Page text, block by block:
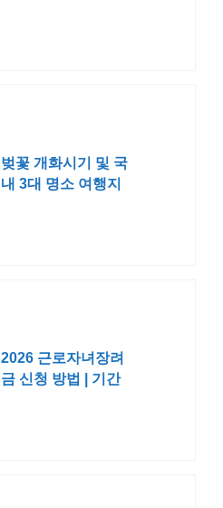
벚꽃 개화시기 및 국
내 3대 명소 여행지
2026 근로자녀장려
금 신청 방법 | 기간